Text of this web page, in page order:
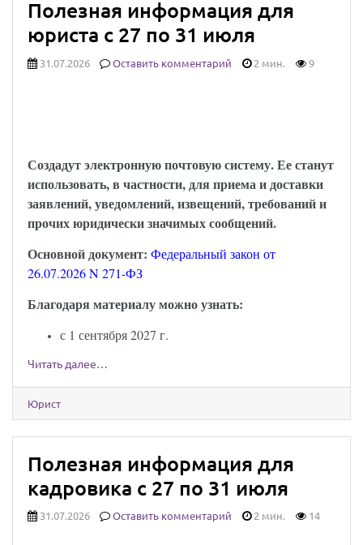
Полезная информация для
юриста с 27 по 31 июля
31.07.2026 Оставить комментарий 2 мин. 9
Создадут электронную почтовую систему. Ее станут
использовать, в частности, для приема и доставки
заявлений, уведомлений, извещений, требований и
прочих юридически значимых сообщений.
Основной документ: Федеральный закон от
26.07.2026 N 271-ФЗ
Благодаря материалу можно узнать:
с 1 сентября 2027 г.
Читать далее…
Юрист
Полезная информация для
кадровика с 27 по 31 июля
31.07.2026 Оставить комментарий 2 мин. 14